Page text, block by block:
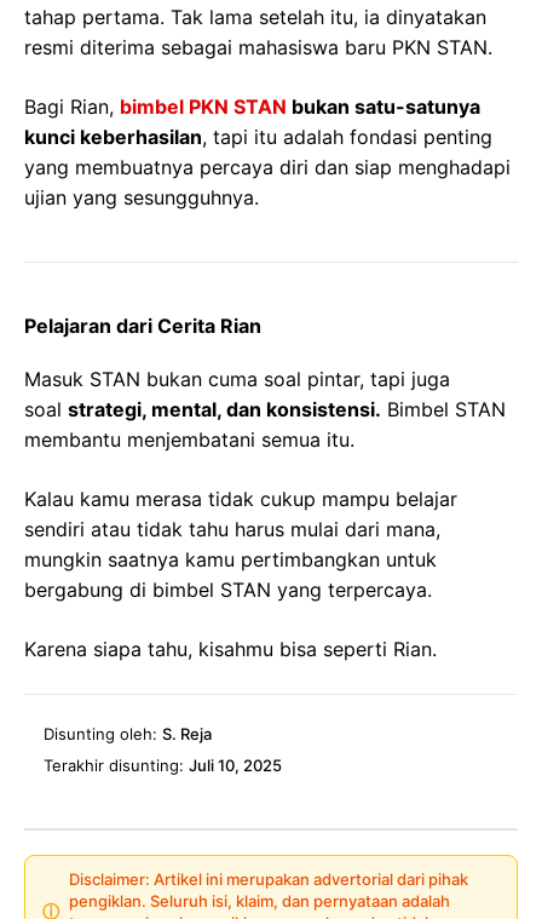
tahap pertama. Tak lama setelah itu, ia dinyatakan
resmi diterima sebagai mahasiswa baru PKN STAN.
Bagi Rian, bimbel PKN STAN bukan satu-satunya
kunci keberhasilan, tapi itu adalah fondasi penting
yang membuatnya percaya diri dan siap menghadapi
ujian yang sesungguhnya.
Pelajaran dari Cerita Rian
Masuk STAN bukan cuma soal pintar, tapi juga
soal strategi, mental, dan konsistensi. Bimbel STAN
membantu menjembatani semua itu.
Kalau kamu merasa tidak cukup mampu belajar
sendiri atau tidak tahu harus mulai dari mana,
mungkin saatnya kamu pertimbangkan untuk
bergabung di bimbel STAN yang terpercaya.
Karena siapa tahu, kisahmu bisa seperti Rian.
Disunting oleh: S. Reja
Terakhir disunting: Juli 10, 2025
ⓘ
Disclaimer: Artikel ini merupakan advertorial dari pihak
pengiklan. Seluruh isi, klaim, dan pernyataan adalah